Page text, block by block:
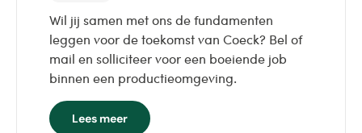
Wil jij samen met ons de fundamenten
leggen voor de toekomst van Coeck? Bel of
mail en solliciteer voor een boeiende job
binnen een productieomgeving.
Lees meer